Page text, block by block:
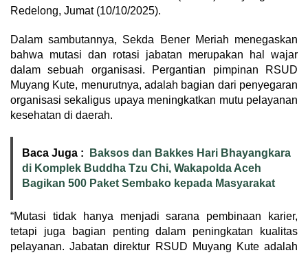
Redelong, Jumat (10/10/2025).
Dalam sambutannya, Sekda Bener Meriah menegaskan
bahwa mutasi dan rotasi jabatan merupakan hal wajar
dalam sebuah organisasi. Pergantian pimpinan RSUD
Muyang Kute, menurutnya, adalah bagian dari penyegaran
organisasi sekaligus upaya meningkatkan mutu pelayanan
kesehatan di daerah.
Baca Juga :
Baksos dan Bakkes Hari Bhayangkara
di Komplek Buddha Tzu Chi, Wakapolda Aceh
Bagikan 500 Paket Sembako kepada Masyarakat
“Mutasi tidak hanya menjadi sarana pembinaan karier,
tetapi juga bagian penting dalam peningkatan kualitas
pelayanan. Jabatan direktur RSUD Muyang Kute adalah